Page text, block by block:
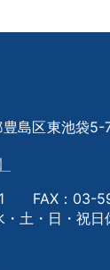
島区東池袋5-
FAX：03-
土・日・祝日